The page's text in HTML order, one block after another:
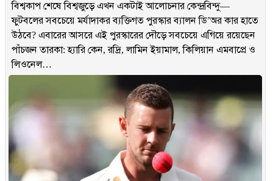
বিশ্বকাপ শেষে বিশ্বজুড়ে এখন একটাই আলোচনার কেন্দ্রবিন্দু—
ফুটবলের সবচেয়ে মর্যাদাকর ব্যক্তিগত পুরস্কার ব্যালন ডি’অর কার হাতে
উঠবে? এবারের আসরে এই পুরস্কারের দৌড়ে সবচেয়ে এগিয়ে রয়েছেন
পাঁচজন তারকা: হ্যারি কেন, রদ্রি, লামিন ইয়ামাল, কিলিয়ান এমবাপ্রে ও
লিওনেল…